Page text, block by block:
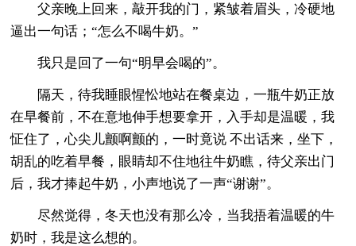
父亲晚上回来，敲开我的门，紧皱着眉头，冷硬地
逼出一句话；“怎么不喝牛奶。”
我只是回了一句“明早会喝的”。
隔天，待我睡眼惺忪地站在餐桌边，一瓶牛奶正放
在早餐前，不在意地伸手想要拿开，入手却是温暖，我
怔住了，心尖儿颤啊颤的，一时竟说 不出话来，坐下，
胡乱的吃着早餐，眼睛却不住地往牛奶瞧，待父亲出门
后，我才捧起牛奶，小声地说了一声“谢谢”。
尽然觉得，冬天也没有那么冷，当我捂着温暖的牛
奶时，我是这么想的。